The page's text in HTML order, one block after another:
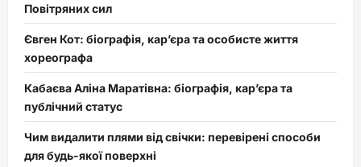
Повітряних сил
Євген Кот: біографія, кар’єра та особисте життя
хореографа
Кабаєва Аліна Маратівна: біографія, кар’єра та
публічний статус
Чим видалити плями від свічки: перевірені способи
для будь-якої поверхні